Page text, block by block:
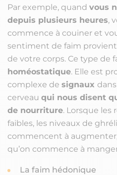
Par exemple, quand vous
depuis plusieurs heures,
commence à couiner et
sentiment de faim
de votre corps. Ce type de
homéostatique. Elle est
complexe de signaux
cerveau qui nous disent
de nourriture. Lorsque les
faibles, les niveaux de
commencent à
qu’on commence à
La faim hédonique